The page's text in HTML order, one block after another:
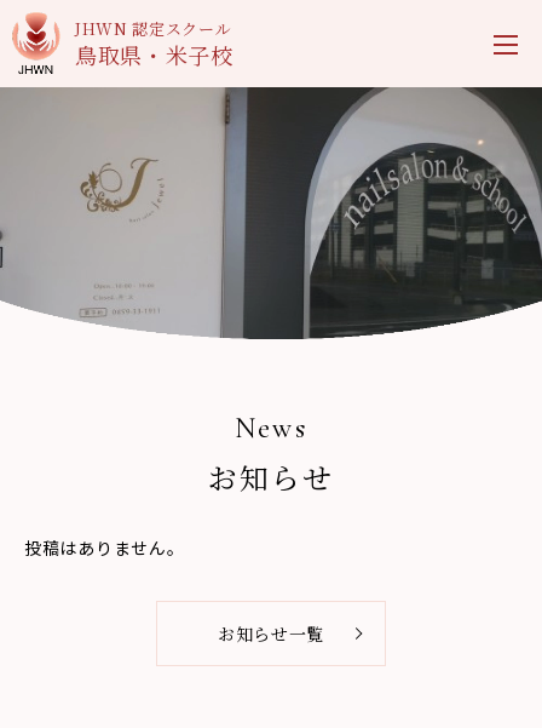
JHWN 認定スクール
鳥取県・米子校
News
お知らせ
投稿はありません。
お知らせ一覧